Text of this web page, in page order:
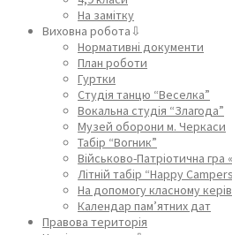
На замітку
Виховна робота⇩
Нормативні документи
План роботи
Гуртки
Студія танцю “Веселка”
Вокальна студія “Злагода”
Музей оборони м. Черкаси
Табір “Вогник”
Військово-Патріотична гра
Літній табір “Happy
На допомогу класному
Календар пам’ятних дат
Правова територія